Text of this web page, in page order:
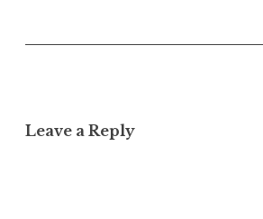
Leave a Reply